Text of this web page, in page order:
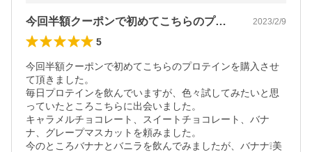
今回半額クーポンで初めてこちらのプロテ… 2023/2/9
5
今回半額クーポンで初めてこちらのプロテインを購入させ
て頂きました。
毎日プロテインを飲んでいますが、色々試してみたいと思
っていたところこちらに出会いました。
キャラメルチョコレート、スイートチョコレート、バナ
ナ、グレープマスカットを頼みました。
今のところバナナとバニラを飲んでみましたが、バナナ❕美